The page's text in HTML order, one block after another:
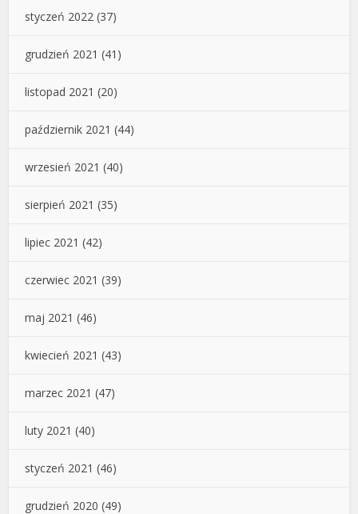
styczeń 2022 (37)
grudzień 2021 (41)
listopad 2021 (20)
październik 2021 (44)
wrzesień 2021 (40)
sierpień 2021 (35)
lipiec 2021 (42)
czerwiec 2021 (39)
maj 2021 (46)
kwiecień 2021 (43)
marzec 2021 (47)
luty 2021 (40)
styczeń 2021 (46)
grudzień 2020 (49)